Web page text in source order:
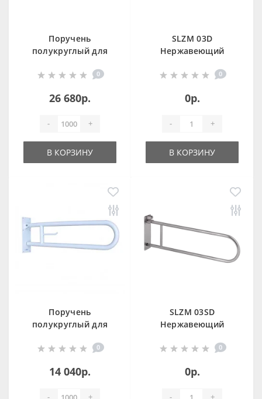
Поручень
полукруглый для
ограниченными
15051.85.W
0
26 680р.
- +
В КОРЗИНУ
SLZM 03D
Нержавеющий
0
0р.
- +
В КОРЗИНУ
Поручень
полукруглый для
Возможностями
сталь F, 15051.80.F
0
14 040р.
- +
SLZM 03SD
Нержавеющий
0
0р.
- +